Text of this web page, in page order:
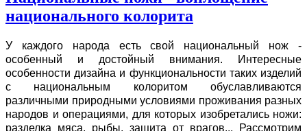
национального колорита
У каждого народа есть свой национальный нож -
особенный и достойный внимания. Интересные
особенности дизайна и функциональности таких изделий
с национальным колоритом обуславливаются
различными природными условиями проживания разных
народов и операциями, для которых изобретались ножи:
разделка мяса, рыбы, защита от врагов... Рассмотрим